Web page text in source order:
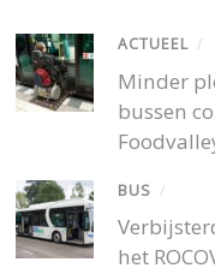
ACTUEEL /
Minder
bussen
BUS /
het